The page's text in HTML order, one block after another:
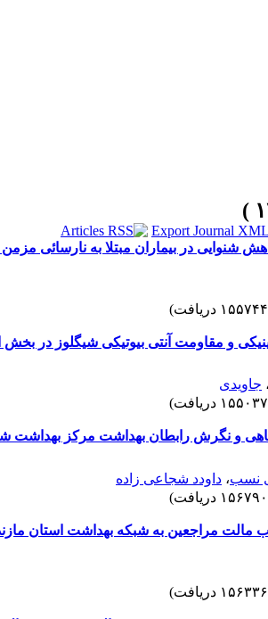
شنوایی در بیماران مبتلا به نارسائی مزمن
و مقاومت آنتی بیوتیکی شیگلوز در بخش
، جاویدی
و نگرش رابطان بهداشت مرکز بهداشت
نسب، داودد شجاعی زاده
مالت مراجعین به شبکه بهداشت استان